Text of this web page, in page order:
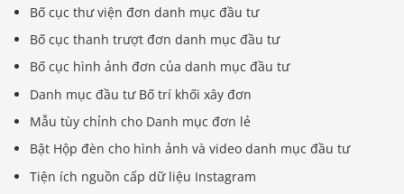
Bố cục thư viện đơn danh mục đầu tư
Bố cục thanh trượt đơn danh mục đầu tư
Bố cục hình ảnh đơn của danh mục đầu tư
Danh mục đầu tư Bố trí khối xây đơn
Mẫu tùy chỉnh cho Danh mục đơn lẻ
Bật Hộp đèn cho hình ảnh và video danh mục đầu tư
Tiện ích nguồn cấp dữ liệu Instagram